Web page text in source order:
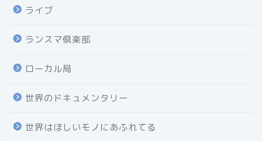
ライブ
ランスマ倶楽部
ローカル局
世界のドキュメンタリー
世界はほしいモノにあふれてる